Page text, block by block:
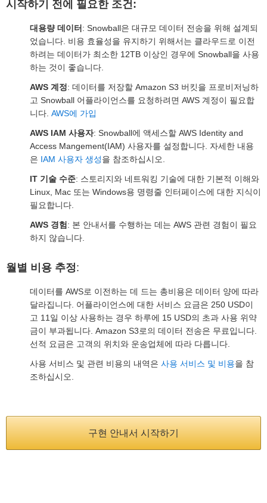
시작하기 전에 필요한 조건:
대용량 데이터 : Snowball은 대규모 데이터 전송을 위해 설계되
었습니다. 비용 효율성을 유지하기 위해서는 클라우드로 이전
하려는 데이터가 최소한 12TB 이상인 경우에 Snowball을 사용
하는 것이 좋습니다.
AWS 계정: 데이터를 저장할 Amazon S3 버킷을 프로비저닝하
고 Snowball 어플라이언스를 요청하려면 AWS 계정이 필요합
니다. AWS에 가입
AWS IAM 사용자: Snowball에 액세스할 AWS Identity and
Access Mangement(IAM) 사용자를 설정합니다. 자세한 내용
은 IAM 사용자 생성을 참조하십시오.
IT 기술 수준: 스토리지와 네트워킹 기술에 대한 기본적 이해와
Linux, Mac 또는 Windows용 명령줄 인터페이스에 대한 지식이
필요합니다.
AWS 경험: 본 안내서를 수행하는 데는 AWS 관련 경험이 필요
하지 않습니다.
월별 비용 추정:
데이터를 AWS로 이전하는 데 드는 총비용은 데이터 양에 따라
달라집니다. 어플라이언스에 대한 서비스 요금은 250 USD이
고 11일 이상 사용하는 경우 하루에 15 USD의 초과 사용 위약
금이 부과됩니다. Amazon S3로의 데이터 전송은 무료입니다.
선적 요금은 고객의 위치와 운송업체에 따라 다릅니다.
사용 서비스 및 관련 비용의 내역은 사용 서비스 및 비용을 참
조하십시오.
구현 안내서 시작하기